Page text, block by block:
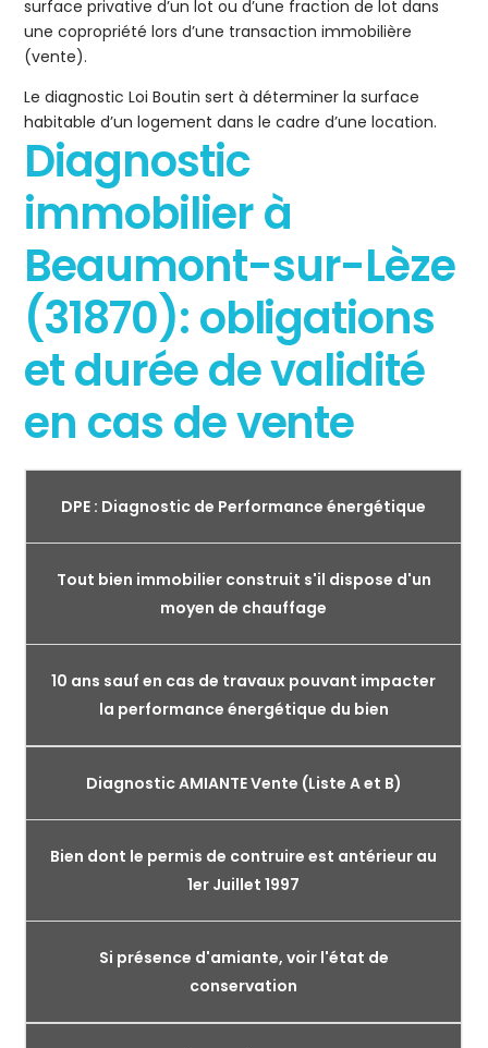
surface privative d’un lot ou d’une fraction de lot dans
une copropriété lors d’une transaction immobilière
(vente).
Le diagnostic Loi Boutin sert à déterminer la surface
habitable d’un logement dans le cadre d’une location.
Diagnostic
immobilier à
Beaumont-sur-Lèze
(31870): obligations
et durée de validité
en cas de vente
DPE : Diagnostic de Performance énergétique
Tout bien immobilier construit s'il dispose d'un
moyen de chauffage
10 ans sauf en cas de travaux pouvant impacter
la performance énergétique du bien
Diagnostic AMIANTE Vente (Liste A et B)
Bien dont le permis de contruire est antérieur au
1er Juillet 1997
Si présence d'amiante, voir l'état de
conservation